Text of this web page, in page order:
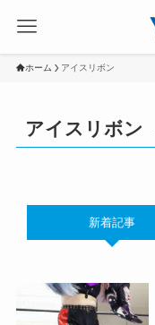
ホーム アイスリボン
アイスリボン
新着記事